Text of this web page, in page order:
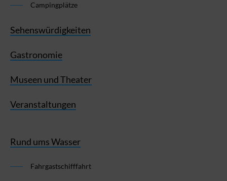
Campingplätze
Sehenswürdigkeiten
Gastronomie
Museen und Theater
Veranstaltungen
Rund ums Wasser
Fahrgastschifffahrt